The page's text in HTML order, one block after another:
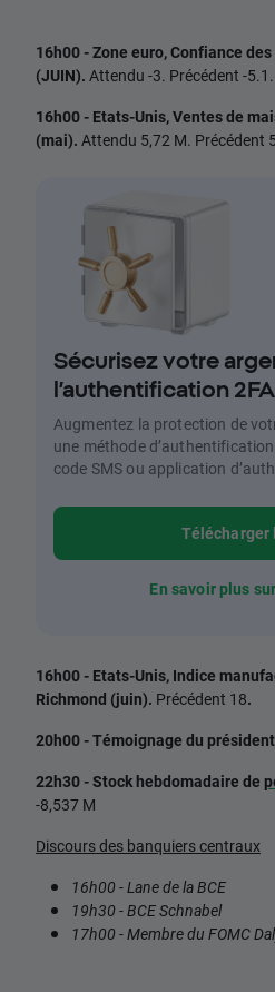
16h00 - Zone euro, Confiance
(JUIN). Attendu -3. Précédent -5.1.
16h00 - Etats-Unis, Ventes de
(mai). Attendu 5,72 M. Précédent
Sécurisez votre
l’authentification 2FA
Augmentez la protection de
une méthode
code SMS ou application
Télécharger
En savoir plus
16h00 - Etats-Unis, Indice
Richmond (juin). Précédent 18.
20h00 - Témoignage du
22h30 - Stock hebdomadaire de
-8,537 M
Discours des banquiers centraux
16h00 - Lane de la BCE
19h30 - BCE Schnabel
17h00 - Membre du FOMC